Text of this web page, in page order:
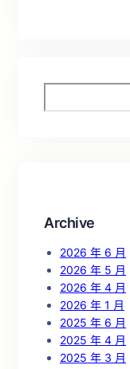
e
Archive
2026 年 6 月
2026 年 5 月
2026 年 4 月
2026 年 1 月
2025 年 6 月
2025 年 4 月
2025 年 3 月